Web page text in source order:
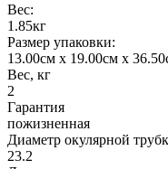
Вес:
1.85кг
Размер упаковки:
13.00см x 19.00см x
Вес, кг
2
Гарантия
пожизненная
Диаметр окулярной
23.2